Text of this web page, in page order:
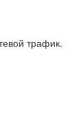
трафик.